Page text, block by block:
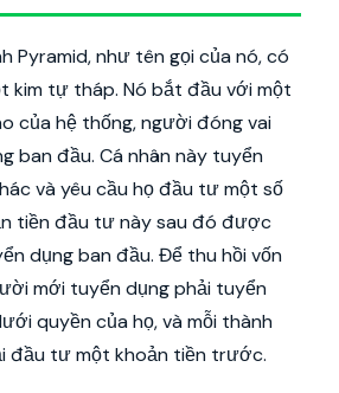
Pyramid, như tên gọi của nó, có
kim tự tháp. Nó bắt đầu với một
của hệ thống, người đóng vai
ban đầu. Cá nhân này tuyển
và yêu cầu họ đầu tư một số
tiền đầu tư này sau đó được
dụng ban đầu. Để thu hồi vốn
mới tuyển dụng phải tuyển
quyền của họ, và mỗi thành
đầu tư một khoản tiền trước.